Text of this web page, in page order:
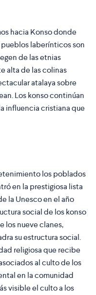
hacia Konso donde
pueblos laberínticos son
de las etnias
alta de las colinas
atalaya sobre
Los konso continúan
influencia cristiana que
los poblados
en la prestigiosa lista
la Unesco en el año
social de los konso
los nueve clanes,
su estructura social.
religiosa que recibe
al culto de los
en la comunidad
visible el culto a los